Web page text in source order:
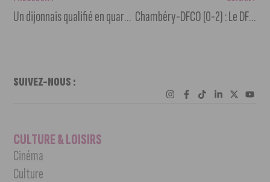
Un dijonnais qualifié en quarts de finale de « La France a un incroyable talent » Chambéry-DFCO (0-2) : Le DFCO se qualifie pour les 32e de finale de Coupe de France
SUIVEZ-NOUS :
CULTURE & LOISIRS
Cinéma
Culture